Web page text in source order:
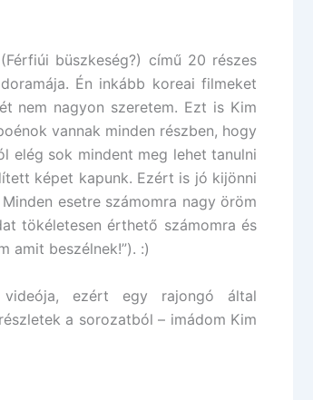
büszkeség?) című 20 részes
Én inkább koreai filmeket
nem nagyon szeretem. Ezt is Kim
vannak minden részben, hogy
elég sok mindent meg lehet tanulni
képet kapunk. Ezért is jó kijönni
esetre számomra nagy öröm
tökéletesen érthető számomra és
amit beszélnek!”). :)
ezért egy rajongó által
a sorozatból – imádom Kim